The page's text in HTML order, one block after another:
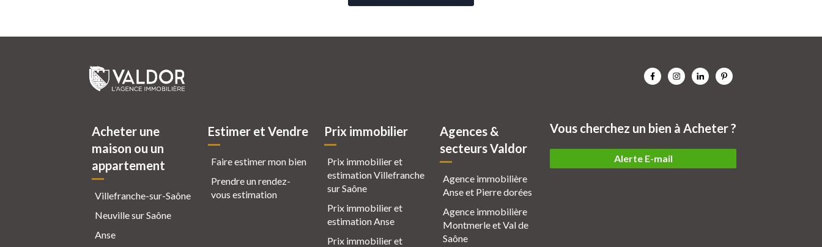
Acheter une
maison ou un
appartement
Villefranche-sur-Saône
Neuville sur Saône
Anse
Estimer et Vendre
Faire estimer mon bien
Prendre un rendez-
vous estimation
Prix immobilier
Prix immobilier et
estimation Villefranche
sur Saône
Prix immobilier et
estimation Anse
Prix immobilier et
Agences &
secteurs Valdor
Agence immobilière
Anse et Pierre dorées
Agence immobilière
Montmerle et Val de
Saône
Vous cherchez un bien à Acheter ?
Alerte E-mail